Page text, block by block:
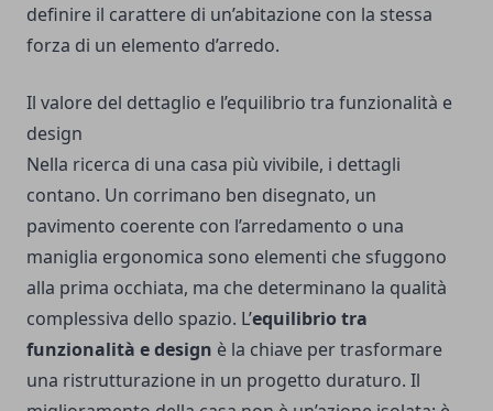
definire il carattere di un’abitazione con la stessa
forza di un elemento d’arredo.
Il valore del dettaglio e l’equilibrio tra funzionalità e
design
Nella ricerca di una casa più vivibile, i dettagli
contano. Un corrimano ben disegnato, un
pavimento coerente con l’arredamento o una
maniglia ergonomica sono elementi che sfuggono
alla prima occhiata, ma che determinano la qualità
complessiva dello spazio. L’equilibrio tra
funzionalità e design è la chiave per trasformare
una ristrutturazione in un progetto duraturo. Il